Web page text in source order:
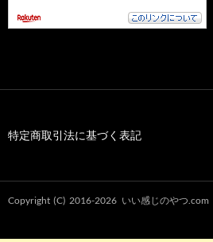
特定商取引法に基づく表記
Copyright (C) 2016-2026 いい感じのやつ.com